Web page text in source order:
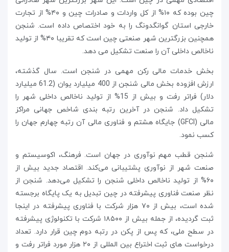
چین بوده که ۱۰% از کل واردات و صادرات چین و ۴۰% از تجارت
خارجی استان گوانگدونگ را به خود اختصاص داده است. شنجن
همچنین بزرگترین شهر صنعتی چین است که تقریبا ۴۰% از تولید
ناخالص داخلی آن را صنعت تشکیل می دهد.
بخش خدمات مالی رکن مهمی در شنجن است. سال گذشته،
ارزش افزوده بخش مالی شنجن از 400 میلیارد یوان (61.2 میلیارد
دلار) فراتر رفت و بیش از 15% از تولید ناخالص داخلی شهر را
تشکیل داد. شنجن در آخرین رتبه بندی شاخص جهانی مراکز
مالی (GFCI) جایگاه هشتم و فناوری مالی آن رتبه چهارم جهان را
کسب نمود.
شنجن قطب مهم نوآوری در جهان است. فرهنگ، اکوسیستم و
صنعت شهر از نوآوری پشتیبانی می‌کند. اقتصاد جدید بیش از
۶۰% از تولید ناخالص داخلی شنجن را تشکیل می‌دهد. شنجن از
نظر صنعت فناوری پیشرفته در چین تبدیل به یک پایگاه برجسته
شده است، بیش از ۷۰ هزار شرکت با فناوری پیشرفته در اینجا
ثبت گردیده، از جمله بیش از ۱۸۵۰۰ شرکت با تکنولوژی پیشرفته
در سطح ملی، که پس از پکن در رتبه دوم چین قرار دارد. تعداد
درخواست های ثبت اختراع بین المللی از ۲۰ هزار مورد فراتر رفت و